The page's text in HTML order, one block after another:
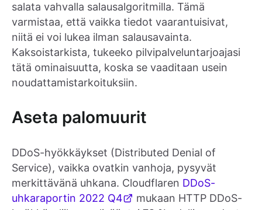
salata vahvalla salausalgoritmilla. Tämä
varmistaa, että vaikka tiedot vaarantuisivat,
niitä ei voi lukea ilman salausavainta.
Kaksoistarkista, tukeeko pilvipalveluntarjoajasi
tätä ominaisuutta, koska se vaaditaan usein
noudattamistarkoituksiin.
Aseta palomuurit
DDoS-hyökkäykset (Distributed Denial of
Service), vaikka ovatkin vanhoja, pysyvät
merkittävänä uhkana. Cloudflaren DDoS-
uhkaraportin 2022 Q4
mukaan HTTP DDoS-